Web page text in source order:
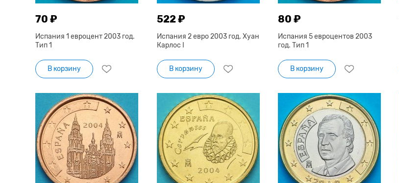
70 ₽
Испания 1 евроцент 2003 год.
Тип 1
В корзину
522 ₽
Испания 2 евро 2003 год. Хуан
Карлос I
В корзину
80 ₽
Испания 5 евроцентов 2003
год. Тип 1
В корзину